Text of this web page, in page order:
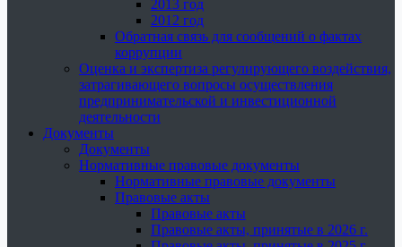
2013 год
2012 год
Обратная связь для сообщений о фактах
коррупции
Оценка и экспертиза регулирующего воздействия,
затрагивающего вопросы осуществления
предпринимательской и инвестиционной
деятельности
Документы
Документы
Нормативные правовые документы
Нормативные правовые документы
Правовые акты
Правовые акты
Правовые акты, принятые в 2026 г.